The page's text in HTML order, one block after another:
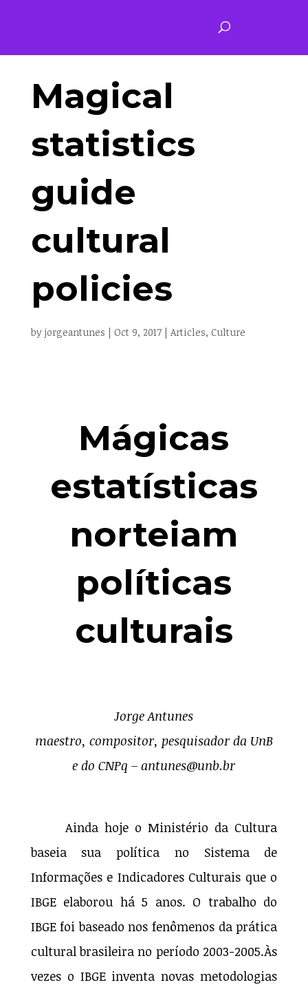
Magical
statistics
guide
cultural
policies
by jorgeantunes | Oct 9, 2017| Articles, Culture
Mágicas
estatísticas
norteiam
políticas
culturais
Jorge Antunes
maestro, compositor, pesquisador da UnB
e do CNPq – antunes@unb.br
Ainda hoje o Ministério da Cultura
baseia sua política no Sistema de
Informações e Indicadores Culturais que o
IBGE elaborou há 5 anos. O trabalho do
IBGE foi baseado nos fenômenos da prática
cultural brasileira no período 2003-2005.Às
vezes o IBGE inventa novas metodologias